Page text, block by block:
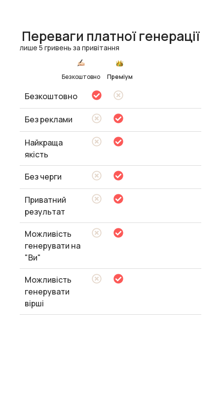
Переваги платної генерації
лише 5 гривень за привітання
Безкоштовно Преміум
Безкоштовно
Без реклами
Найкраща
якість
Без черги
Приватний
результат
Можливість
генерувати на
"Ви"
Можливість
генерувати
вірші